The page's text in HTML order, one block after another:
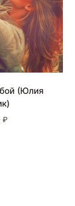
(Юлия
₽